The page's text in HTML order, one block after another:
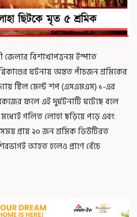
জেলার বিশাখাপত্তনম ইস্পাত
ঘটনায় অন্তত পাঁচজন শ্রমিকের
স্টিল মেল্ট শপ (এসএমএস) ১-এর
ফলে এই দুর্ঘটনাটি ঘটেছে বলে
মধ্যেই গলিত লোহা ছড়িয়ে পড়ে এবং
প্রায় ২০ জন শ্রমিক ডিউটিরত
আহত হলেও প্রাণে বেঁচে